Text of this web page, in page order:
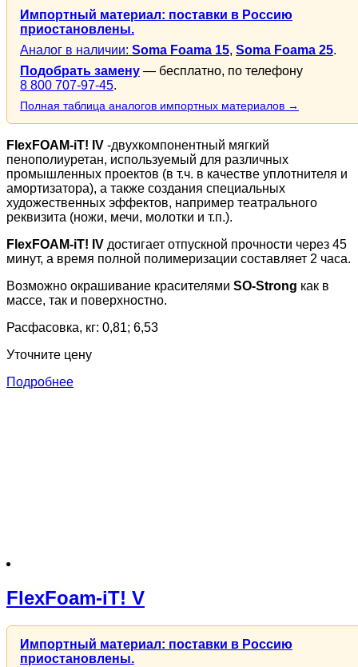
Импортный материал: поставки в Россию
приостановлены.
Аналог в наличии: Soma Foama 15, Soma Foama 25.
Подобрать замену — бесплатно, по телефону
8 800 707-97-45.
Полная таблица аналогов импортных материалов →
FlexFOAM-iT! IV -двухкомпонентный мягкий
пенополиуретан, используемый для различных
промышленных проектов (в т.ч. в качестве уплотнителя и
амортизатора), а также создания специальных
художественных эффектов, например театрального
реквизита (ножи, мечи, молотки и т.п.).
FlexFOAM-iT! IV достигает отпускной прочности через 45
минут, а время полной полимеризации составляет 2 часа.
Возможно окрашивание красителями SO-Strong как в
массе, так и поверхностно.
Расфасовка, кг: 0,81; 6,53
Уточните цену
Подробнее
FlexFoam-iT! V
Импортный материал: поставки в Россию
приостановлены.